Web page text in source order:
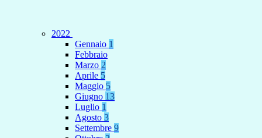
2022
Gennaio 1
Febbraio
Marzo 2
Aprile 5
Maggio 5
Giugno 13
Luglio 1
Agosto 3
Settembre 9